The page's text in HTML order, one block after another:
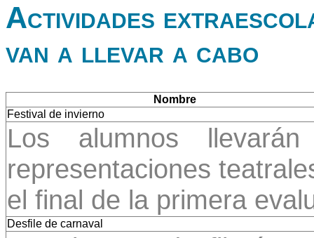
Actividades
van a llevar a cabo
Nombre
Festival de invierno
Los alumnos
representaciones
el final de la primera
Desfile de carnaval